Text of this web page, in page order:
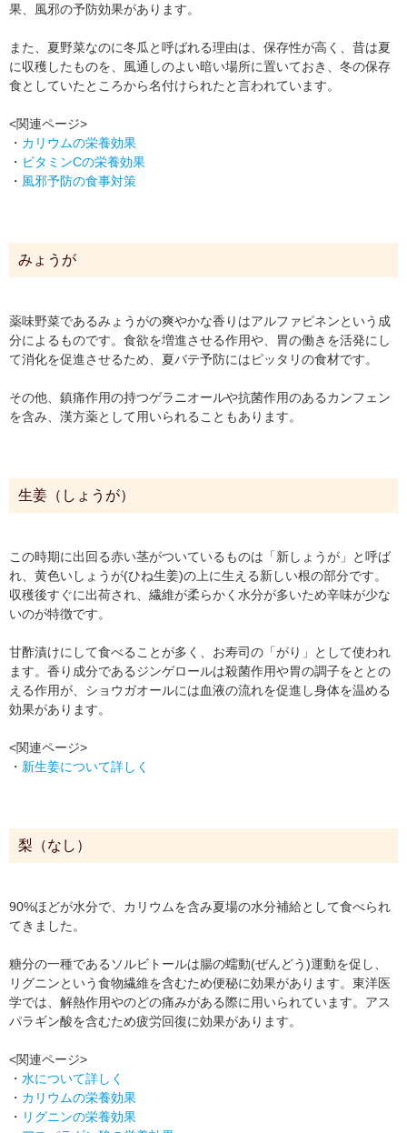
果、風邪の予防効果があります。
また、夏野菜なのに冬瓜と呼ばれる理由は、保存性が高く、昔は夏
に収穫したものを、風通しのよい暗い場所に置いておき、冬の保存
食としていたところから名付けられたと言われています。
<関連ページ>
・ カリウムの栄養効果
・ ビタミンCの栄養効果
・ 風邪予防の食事対策
みょうが
薬味野菜であるみょうがの爽やかな香りはアルファピネンという成
分によるものです。食欲を増進させる作用や、胃の働きを活発にし
て消化を促進させるため、夏バテ予防にはピッタリの食材です。
その他、鎮痛作用の持つゲラニオールや抗菌作用のあるカンフェン
を含み、漢方薬として用いられることもあります。
生姜（しょうが）
この時期に出回る赤い茎がついているものは「新しょうが」と呼ば
れ、黄色いしょうが(ひね生姜)の上に生える新しい根の部分です。
収穫後すぐに出荷され、繊維が柔らかく水分が多いため辛味が少な
いのが特徴です。
甘酢漬けにして食べることが多く、お寿司の「がり」として使われ
ます。香り成分であるジンゲロールは殺菌作用や胃の調子をととの
える作用が、ショウガオールには血液の流れを促進し身体を温める
効果があります。
<関連ページ>
・ 新生姜について詳しく
梨（なし）
90%ほどが水分で、カリウムを含み夏場の水分補給として食べられ
てきました。
糖分の一種であるソルビトールは腸の蠕動(ぜんどう)運動を促し、
リグニンという食物繊維を含むため便秘に効果があります。東洋医
学では、解熱作用やのどの痛みがある際に用いられています。アス
パラギン酸を含むため疲労回復に効果があります。
<関連ページ>
・ 水について詳しく
・ カリウムの栄養効果
・ リグニンの栄養効果